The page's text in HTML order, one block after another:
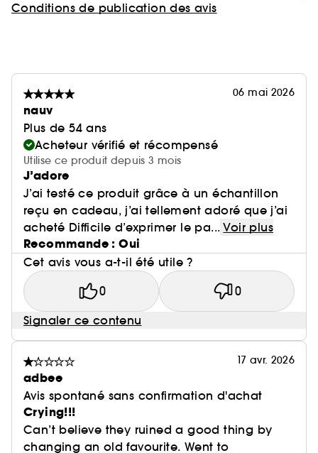
Conditions de publication des avis
06 mai 2026
nauv
Plus de 54 ans
Acheteur vérifié et récompensé
Utilise ce produit depuis 3 mois
J’adore
J’ai testé ce produit grâce à un échantillon
reçu en cadeau, j’ai tellement adoré que j’ai
acheté Difficile d’exprimer le pa... Voir plus
Recommande : Oui
Cet avis vous a-t-il été utile ?
0 0
Signaler ce contenu
17 avr. 2026
adbee
Avis spontané sans confirmation d'achat
Crying!!!
Can’t believe they ruined a good thing by
changing an old favourite. Went to